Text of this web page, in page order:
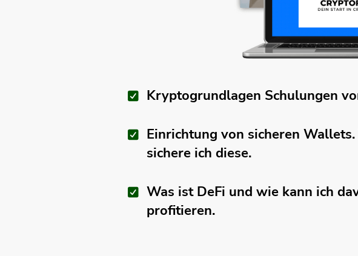
Kryptogrundlagen Schulungen
Einrichtung von sicheren
sichere ich diese.
Was ist DeFi und wie kann ich
profitieren.